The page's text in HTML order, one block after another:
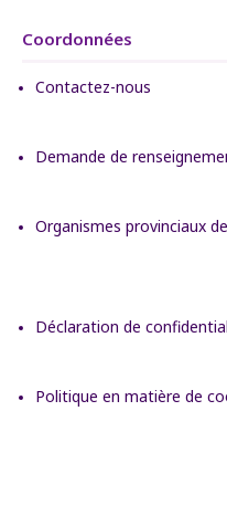
Coordonnées
Contactez-nous
Demande de
Organismes provinciaux
Déclaration de
Politique en matière de